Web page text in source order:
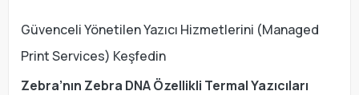
Güvenceli Yönetilen Yazıcı Hizmetlerini (Managed
Print Services) Keşfedin
Zebra’nın Zebra DNA Özellikli Termal Yazıcıları